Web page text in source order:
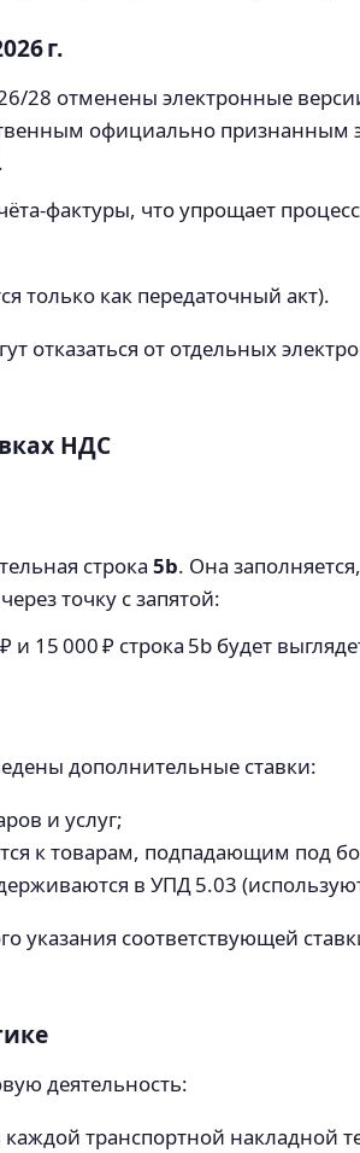
г.
28 отменены электронные
официально признанным
что упрощает
только как передаточный акт).
отказаться от отдельных
НДС
строка 5b. Она
точку с запятой:
15 000 ₽ строка 5b будет
дополнительные ставки:
и услуг;
к товарам, подпадающим под
в УПД 5.03
указания соответствующей
деятельность:
каждой транспортной накладной